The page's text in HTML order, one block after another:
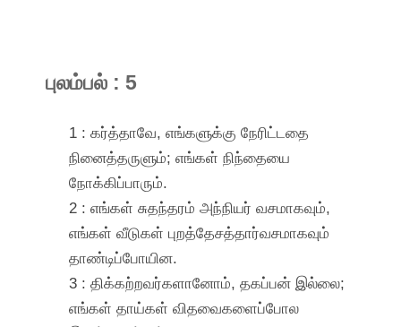
புலம்பல் : 5
1 : கர்த்தாவே, எங்களுக்கு நேரிட்டதை
நினைத்தருளும்; எங்கள் நிந்தையை
நோக்கிப்பாரும்.
2 : எங்கள் சுதந்தரம் அந்நியர் வசமாகவும்,
எங்கள் வீடுகள் புறத்தேசத்தார்வசமாகவும்
தாண்டிப்போயின.
3 : திக்கற்றவர்களானோம், தகப்பன் இல்லை;
எங்கள் தாய்கள் விதவைகளைப்போல